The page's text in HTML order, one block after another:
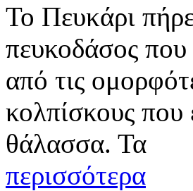
Το Πευκάρι
πευκοδάσος που
από τις
κολπίσκους που
θάλασσα. Τα
περισσότερα